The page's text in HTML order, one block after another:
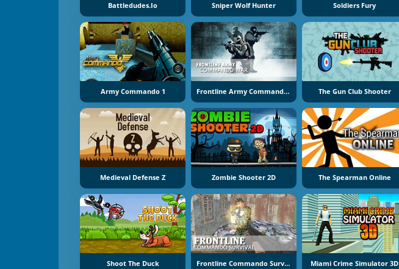
Battledudes.io Sniper Wolf Hunter Soldiers Fury
Army Commando 1 Frontline Army Commando War The Gun Club Shooter
Medieval Defense Z Zombie Shooter 2D The Spearman Online
Shoot The Duck Frontline Commando Survival Miami Crime Simulator 3D